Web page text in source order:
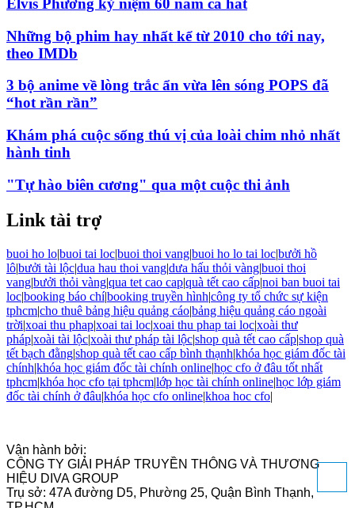
Elvis Phương kỷ niệm 60 năm ca hát
Những bộ phim hay nhất kể từ 2010 cho tới nay,
theo IMDb
3 bộ anime về lòng trắc ẩn vừa lên sóng POPS đã
“hot rần rần”
Khám phá cuộc sống thú vị của loài chim nhỏ nhất
hành tinh
"Tự hào biên cương" qua một cuộc thi ảnh
Link tài trợ
buoi ho lo|buoi tai loc|buoi thoi vang|buoi ho lo tai loc|bưởi hồ
lô|bưởi tài lộc|dua hau thoi vang|dưa hấu thỏi vàng|buoi thoi
vang|bưởi thỏi vàng|qua tet cao cap|quà tết cao cấp|noi ban buoi tai
loc|booking báo chí|booking truyền hình|công ty tổ chức sự kiện
tphcm|cho thuê bảng hiệu quảng cáo|bảng hiệu quảng cáo ngoài
trời|xoai thu phap|xoai tai loc|xoai thu phap tai loc|xoài thư
pháp|xoài tài lộc|xoài thư pháp tài lộc|shop quà tết cao cấp|shop quà
tết bạch đằng|shop quà tết cao cấp bình thạnh|khóa học giám đốc tài
chính|khóa học giám đốc tài chính online|học cfo ở đâu tốt nhất
tphcm|khóa học cfo tại tphcm|lớp học tài chính online|học lớp giám
đốc tài chính ở đâu|khóa học cfo online|khoa hoc cfo|
Vận hành bởi:
CÔNG TY GIẢI PHÁP TRUYỀN THÔNG VÀ THƯƠNG
HIỆU DIVA GROUP
Trụ sở: 47A đường D5, Phường 25, Quận Bình Thạnh,